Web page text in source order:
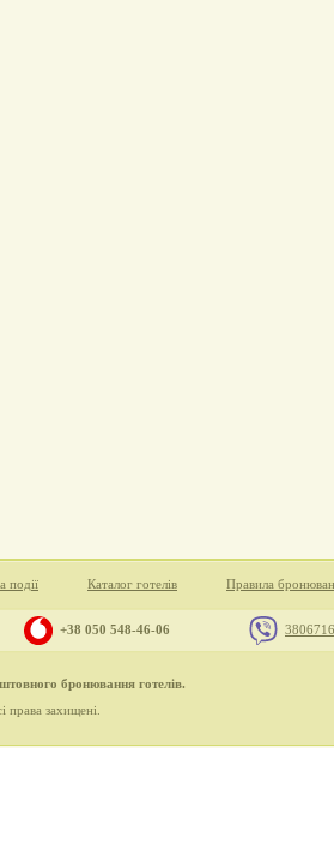
події Каталог готелів Правила
+38 050 548-46-06
бронювання готелів.
захищені.